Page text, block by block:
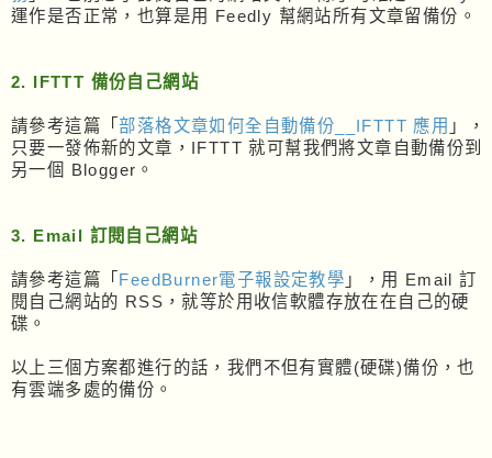
運作是否正常，也算是用 Feedly 幫網站所有文章留備份。
2. IFTTT 備份自己網站
請參考這篇「部落格文章如何全自動備份__IFTTT 應用 」，
只要一發佈新的文章，IFTTT 就可幫我們將文章自動備份到
另一個 Blogger。
3. Email 訂閱自己網站
請參考這篇「 FeedBurner電子報設定教學 」，用 Email 訂
閱自己網站的 RSS，就等於用收信軟體存放在在自己的硬
碟。
以上三個方案都進行的話，我們不但有實體(硬碟)備份，也
有雲端多處的備份。